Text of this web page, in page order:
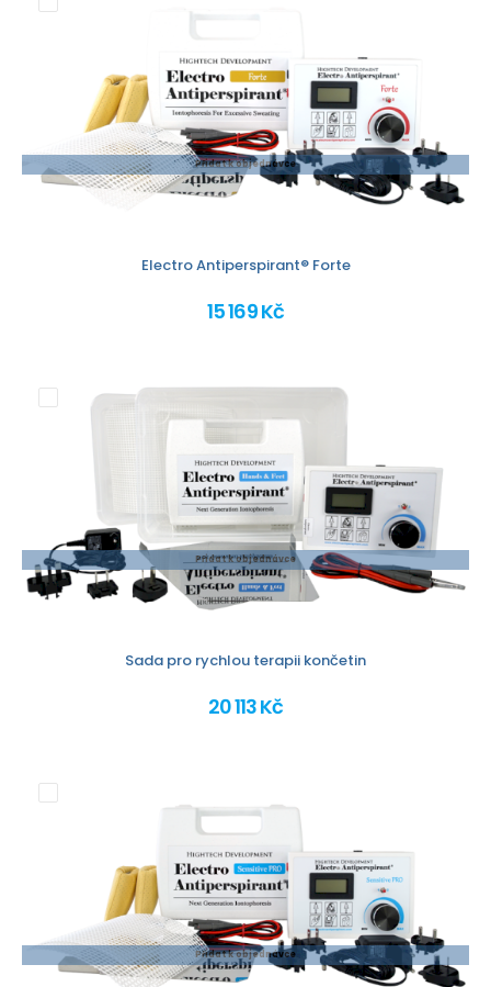
Přidat k objednávce
Electro Antiperspirant® Forte
15 169 Kč
Přidat k objednávce
Sada pro rychlou terapii končetin
20 113 Kč
Přidat k objednávce